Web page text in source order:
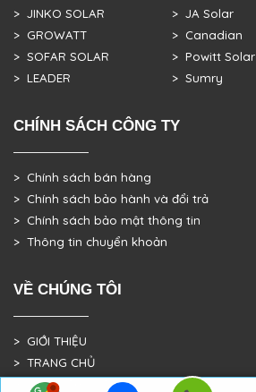
> JINKO SOLAR
> GROWATT
> SOFAR SOLAR
> LEADER
> JA Solar
> Canadian
> Powitt Solar
> Sumry
CHÍNH SÁCH CÔNG TY
> Chính sách bán hàng
> Chính sách bảo hành và đổi trả
> Chính sách bảo mật thông tin
> Thông tin chuyển khoản
VỀ CHÚNG TÔI
> GIỚI THIỆU
> TRANG CHỦ
> DỰ ÁN THỰC TẾ